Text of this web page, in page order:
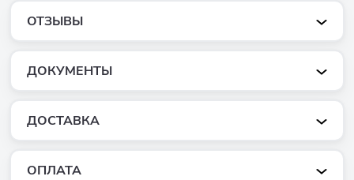
ОТЗЫВЫ
ДОКУМЕНТЫ
ДОСТАВКА
ОПЛАТА